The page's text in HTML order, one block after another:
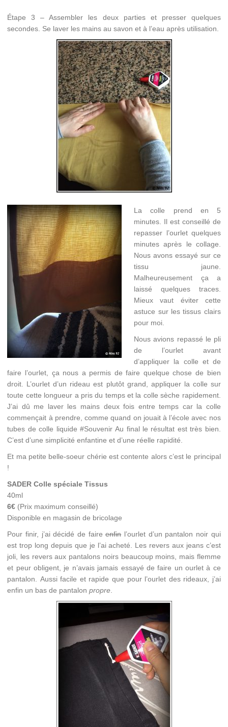
Étape 3 – Assembler les deux parties et presser quelques
secondes. Se laver les mains au savon et à l’eau après utilisation.
La colle prend en 5
minutes. Il est conseillé de
repasser l’ourlet quelques
minutes après le collage.
Nous avons essayé sur ce
tissu jaune.
Malheureusement ça a
laissé quelques traces.
Mieux vaut éviter cette
astuce sur les tissus clairs
pour moi.
Nous avions repassé le pli
de l’ourlet avant
d’appliquer la colle et de
faire l’ourlet, ça nous a permis de faire quelque chose de bien
droit. L’ourlet d’un rideau est plutôt grand, appliquer la colle sur
toute cette longueur a pris du temps et la colle sèche rapidement.
J’ai dû me laver les mains deux fois entre temps car la colle
commençait à prendre, comme quand on jouait à l’école avec nos
tubes de colle liquide #Souvenir Au final le résultat est très bien.
C’est d’une simplicité enfantine et d’une réelle rapidité.
Et ma petite belle-soeur chérie est contente alors c’est le principal
!
SADER Colle spéciale Tissus
40ml
6€ (Prix maximum conseillé)
Disponible en magasin de bricolage
Pour finir, j’ai décidé de faireenfinl’ourlet d’un pantalon noir qui
est trop long depuis que je l’ai acheté. Les revers aux jeans c’est
joli, les revers aux pantalons noirs beaucoup moins, mais flemme
et peur obligent, je n’avais jamais essayé de faire un ourlet à ce
pantalon. Aussi facile et rapide que pour l’ourlet des rideaux, j’ai
enfin un bas de pantalonpropre